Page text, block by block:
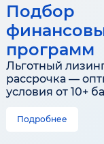
Подбор
программ
Льготный
рассрочка —
условия от 10+
Подробнее